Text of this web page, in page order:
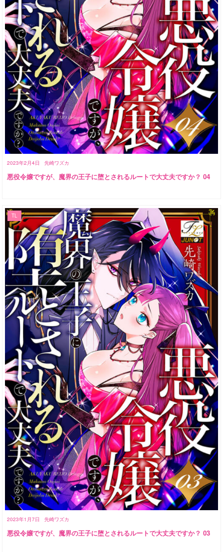
2023年2月4日 先崎ワズカ
悪役令嬢ですが、魔界の王子に堕とされるルートで大丈夫ですか？ 04
2023年1月7日 先崎ワズカ
TL
悪役令嬢ですが、魔界の王子に堕とされるルートで大丈夫ですか？ 03